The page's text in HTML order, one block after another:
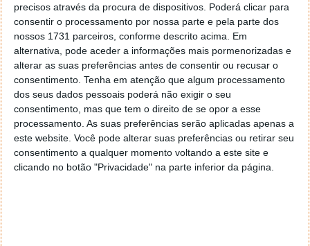
precisos através da procura de dispositivos. Poderá clicar para
consentir o processamento por nossa parte e pela parte dos
nossos 1731 parceiros, conforme descrito acima. Em
alternativa, pode aceder a informações mais pormenorizadas e
alterar as suas preferências antes de consentir ou recusar o
consentimento. Tenha em atenção que algum processamento
dos seus dados pessoais poderá não exigir o seu
consentimento, mas que tem o direito de se opor a esse
processamento. As suas preferências serão aplicadas apenas a
este website. Você pode alterar suas preferências ou retirar seu
consentimento a qualquer momento voltando a este site e
clicando no botão "Privacidade" na parte inferior da página.
3. Na secção "Site Search", clique em "Adicionar".